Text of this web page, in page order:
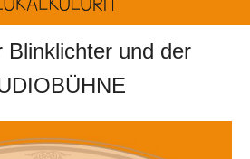
Blinklichter und der